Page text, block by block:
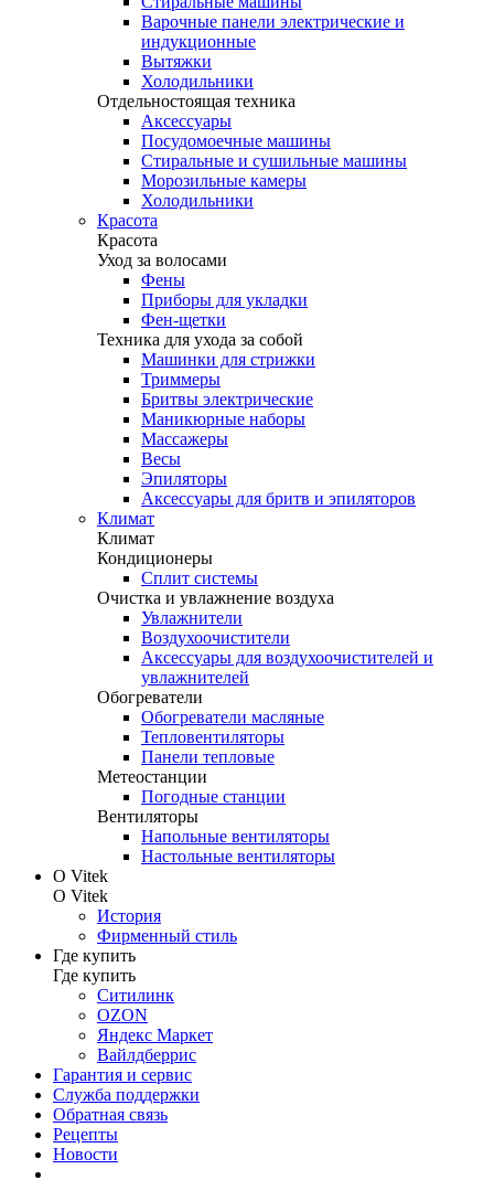
Варочные панели электрические и
индукционные
Вытяжки
Холодильники
Отдельностоящая техника
Аксессуары
Посудомоечные машины
Стиральные и сушильные машины
Морозильные камеры
Холодильники
Красота
Красота
Уход за волосами
Фены
Приборы для укладки
Фен-щетки
Техника для ухода за собой
Машинки для стрижки
Триммеры
Бритвы электрические
Маникюрные наборы
Массажеры
Весы
Эпиляторы
Аксессуары для бритв и эпиляторов
Климат
Климат
Кондиционеры
Сплит системы
Очистка и увлажнение воздуха
Увлажнители
Воздухоочистители
Аксессуары для воздухоочистителей и
увлажнителей
Обогреватели
Обогреватели масляные
Тепловентиляторы
Панели тепловые
Метеостанции
Погодные станции
Вентиляторы
Напольные вентиляторы
Настольные вентиляторы
О Vitek
О Vitek
История
Фирменный стиль
Где купить
Где купить
Ситилинк
OZON
Яндекс Маркет
Вайлдберрис
Гарантия и сервис
Служба поддержки
Обратная связь
Рецепты
Новости